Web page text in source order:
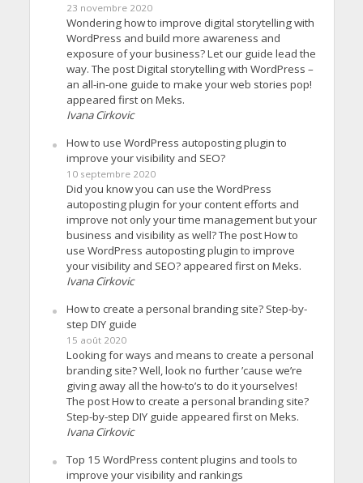
23 novembre 2020
Wondering how to improve digital storytelling with
WordPress and build more awareness and
exposure of your business? Let our guide lead the
way. The post Digital storytelling with WordPress –
an all-in-one guide to make your web stories pop!
appeared first on Meks.
Ivana Cirkovic
How to use WordPress autoposting plugin to
improve your visibility and SEO?
10 septembre 2020
Did you know you can use the WordPress
autoposting plugin for your content efforts and
improve not only your time management but your
business and visibility as well? The post How to
use WordPress autoposting plugin to improve
your visibility and SEO? appeared first on Meks.
Ivana Cirkovic
How to create a personal branding site? Step-by-
step DIY guide
15 août 2020
Looking for ways and means to create a personal
branding site? Well, look no further ’cause we’re
giving away all the how-to’s to do it yourselves!
The post How to create a personal branding site?
Step-by-step DIY guide appeared first on Meks.
Ivana Cirkovic
Top 15 WordPress content plugins and tools to
improve your visibility and rankings